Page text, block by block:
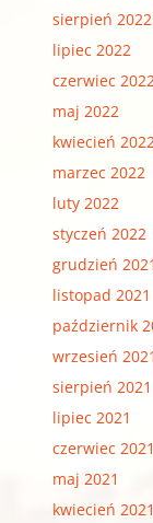
sierpień 2022
lipiec 2022
czerwiec
maj 2022
kwiecień
marzec 2022
luty 2022
styczeń 2022
grudzień 2021
listopad 2021
październik
wrzesień 2021
sierpień 2021
lipiec 2021
czerwiec 2021
maj 2021
kwiecień 2021